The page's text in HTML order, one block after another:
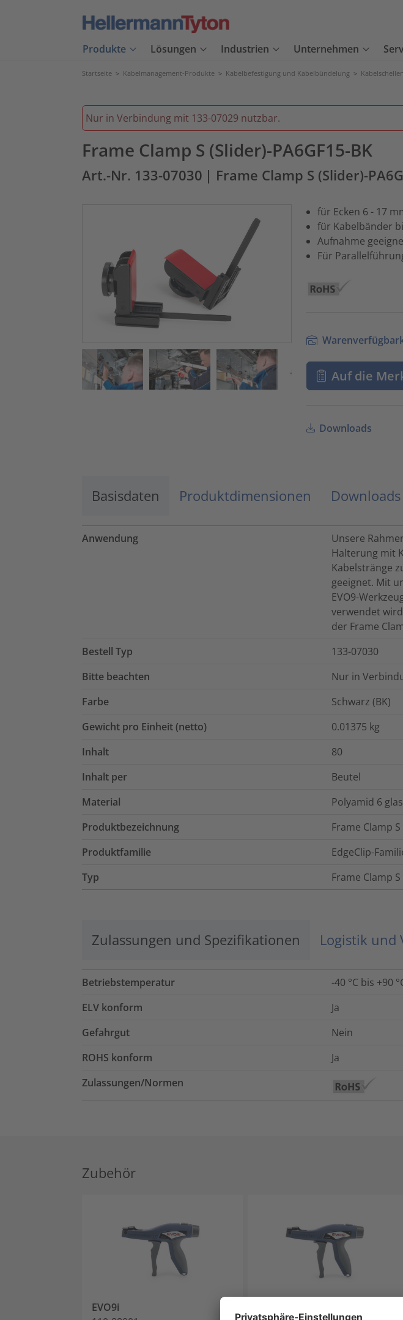
Produkte Lösungen Industrien Unternehmen
Startseite > Kabelmanagement-Produkte > Kabelbefestigung und Kabelbündelung >
Nur in Verbindung mit 133-07029 nutzbar.
Frame Clamp S (Slider)-PA6GF15-BK
Art.-Nr. 133-07030 | Frame Clamp S (Slider)-
für Ecken 6 - 17
für Kabelbänder
Aufnahme
Für
Auf die
Downloads
Basisdaten Produktdimensionen Downloads
Anwendung
Unsere
Halterung mit
Kabelstränge
geeignet. Mit
EVO9-
verwendet
der Frame
Bestell Typ
133-07030
Bitte beachten
Nur in
Farbe
Schwarz (BK)
Gewicht pro Einheit (netto)
0.01375 kg
Inhalt
80
Inhalt per
Beutel
Material
Polyamid 6
Produktbezeichnung
Frame Clamp
Produktfamilie
EdgeClip-
Typ
Frame Clamp
Zulassungen und Spezifikationen Logistik und
Betriebstemperatur
-40 °C bis +90
ELV konform
Ja
Gefahrgut
Nein
ROHS konform
Ja
Zulassungen/Normen
Zubehör
EVO9i